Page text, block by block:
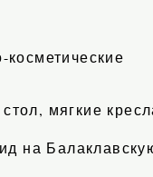
мягкие
на